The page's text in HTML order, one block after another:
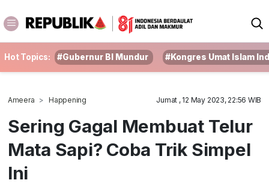
Hot Topics: #Gubernur BI Mundur #Kongres Umat Islam
Ameera Happening Jumat , 12 May 2023, 22:56 WIB
Sering Gagal Membuat Telur
Mata Sapi? Coba Trik Simpel
Ini